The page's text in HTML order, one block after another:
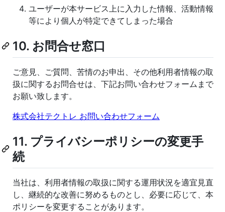
ユーザーが本サービス上に入力した情報、活動情報
等により個人が特定できてしまった場合
10. お問合せ窓口
ご意見、ご質問、苦情のお申出、その他利用者情報の取
扱に関するお問合せは、下記お問い合わせフォームまで
お願い致します。
株式会社テクトレ お問い合わせフォーム
11. プライバシーポリシーの変更手
続
当社は、利用者情報の取扱に関する運用状況を適宜見直
し、継続的な改善に努めるものとし、必要に応じて、本
ポリシーを変更することがあります。